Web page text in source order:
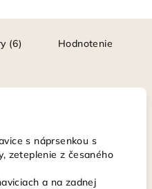
(6) Hodnotenie
s náprsenkou s
zeteplenie z česaného
a na zadnej